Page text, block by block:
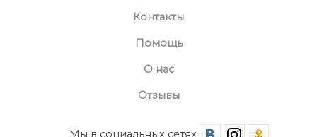
Контакты
Помощь
О нас
Отзывы
Мы в социальных сетях